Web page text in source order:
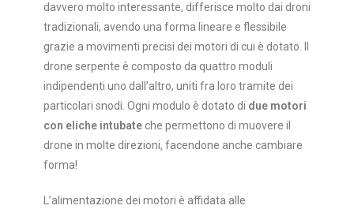
davvero molto interessante, differisce molto dai droni
tradizionali, avendo una forma lineare e flessibile
grazie a movimenti precisi dei motori di cui è dotato. Il
drone serpente è composto da quattro moduli
indipendenti uno dall’altro, uniti fra loro tramite dei
particolari snodi. Ogni modulo è dotato di due motori
con eliche intubate che permettono di muovere il
drone in molte direzioni, facendone anche cambiare
forma!
L’alimentazione dei motori è affidata alle